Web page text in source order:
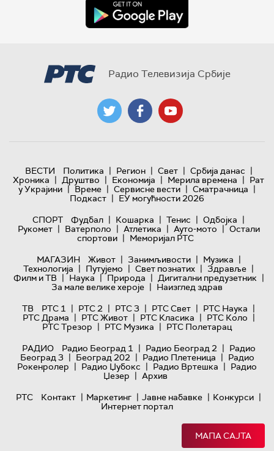
Радио Телевизија Србије
ВЕСТИ Политика | Регион | Свет | Србија данас |
Хроника | Друштво | Економија | Мерила времена | Рат
у Украјини | Време | Сервисне вести | Сматрачница |
Подкаст | ЕУ могућности 2026
СПОРТ
Фудбал | Кошарка | Тенис | Одбојка |
Рукомет | Ватерполо | Атлетика | Ауто-мото | Остали
спортови | Меморијал РТС
МАГАЗИН
Живот | Занимљивости | Музика |
Технологијa | Путујемо | Свет познатих | Здравље |
Филм и ТВ | Наука | Природа | Дигитални предузетник |
За мале велике хероје | Наизглед здрав
ТВ
РТС 1 | РТС 2 | РТС 3 | РТС Свет | РТС Наука |
РТС Драма | РТС Живот | РТС Класика | РТС Коло |
РТС Трезор | РТС Музика | РТС Полетарац
РАДИО
Радио Београд 1 | Радио Београд 2 | Радио
Београд 3 | Београд 202 | Радио Плетеница | Радио
Рокенролер | Радио Џубокс | Радио Вртешка | Радио
Џезер | Архив
РТС
Контакт | Маркетинг | Јавне набавке | Конкурси |
Интернет портал
МАПА САЈТА